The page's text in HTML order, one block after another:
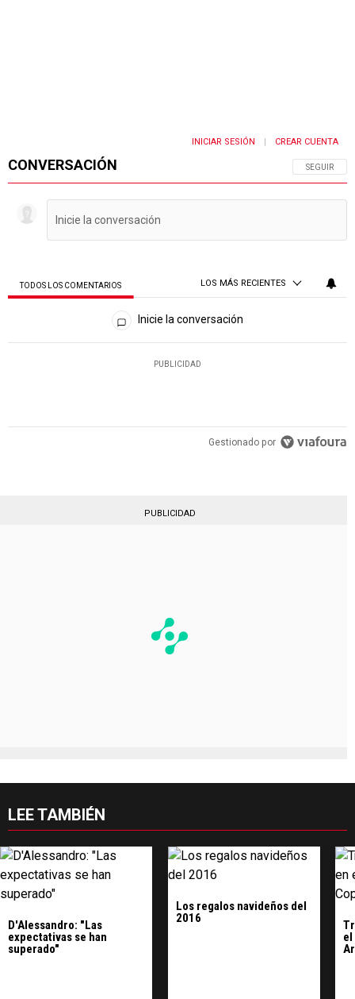
CONVERSACIÓN SIGA ESTA
SEGUIR
INICIAR SESIÓN CREAR CUENTA
TODOS LOS COMENTARIOS LOS MÁS RECIENTES
Todos los comentarios
Inicie la conversación
PUBLICIDAD
Gestionado por
PUBLICIDAD
LEE TAMBIÉN
D'Alessandro: "Las
expectativas se han
superado"
Los regalos navideños del
2016
el